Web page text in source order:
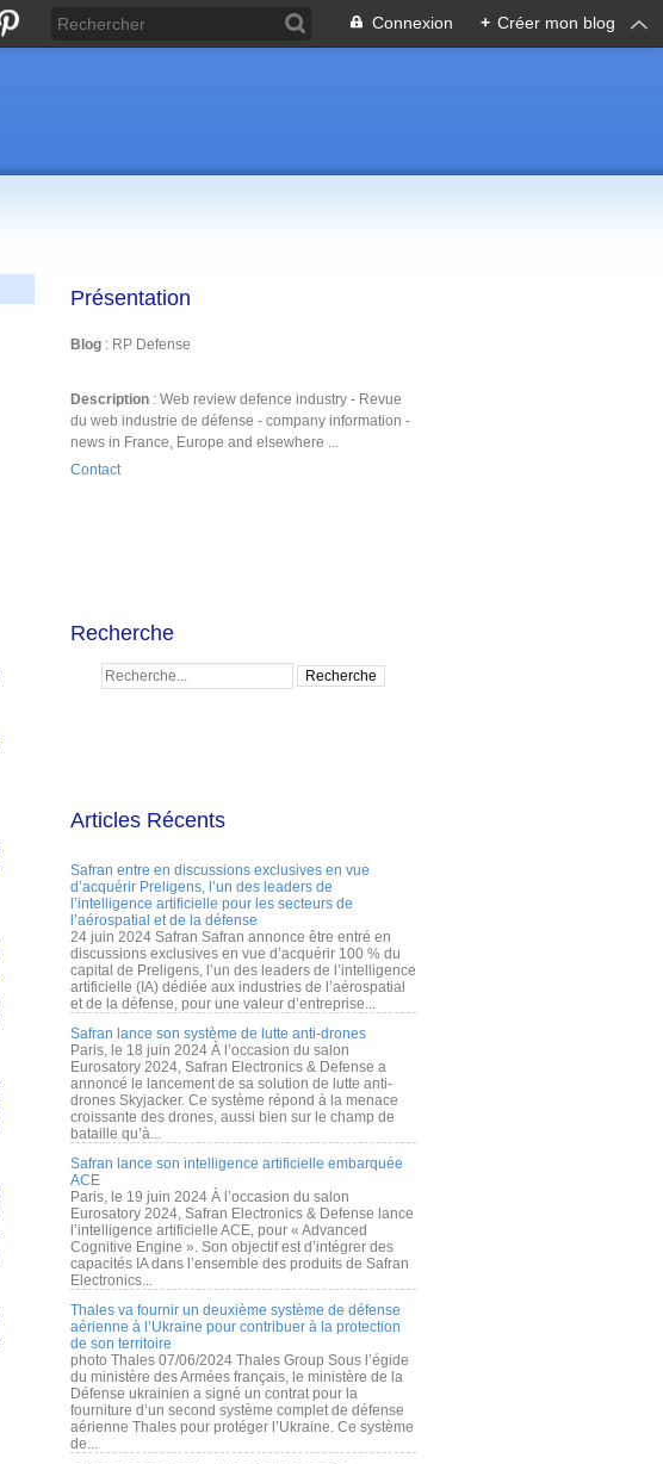
Connexion + Créer mon blog
Présentation
Blog : RP Defense
Description : Web review defence industry - Revue
du web industrie de défense - company information -
news in France, Europe and elsewhere ...
Contact
Recherche
Articles Récents
Safran entre en discussions exclusives en vue
d’acquérir Preligens, l’un des leaders de
l’intelligence artificielle pour les secteurs de
l’aérospatial et de la défense
24 juin 2024 Safran Safran annonce être entré en
discussions exclusives en vue d’acquérir 100 % du
capital de Preligens, l’un des leaders de l’intelligence
artificielle (IA) dédiée aux industries de l’aérospatial
et de la défense, pour une valeur d’entreprise...
Safran lance son système de lutte anti-drones
Paris, le 18 juin 2024 À l’occasion du salon
Eurosatory 2024, Safran Electronics & Defense a
annoncé le lancement de sa solution de lutte anti-
drones Skyjacker. Ce système répond à la menace
croissante des drones, aussi bien sur le champ de
bataille qu’à...
Safran lance son intelligence artificielle embarquée
ACE
Paris, le 19 juin 2024 À l’occasion du salon
Eurosatory 2024, Safran Electronics & Defense lance
l’intelligence artificielle ACE, pour « Advanced
Cognitive Engine ». Son objectif est d’intégrer des
capacités IA dans l’ensemble des produits de Safran
Electronics...
Thales va fournir un deuxième système de défense
aérienne à l’Ukraine pour contribuer à la protection
de son territoire
photo Thales 07/06/2024 Thales Group Sous l’égide
du ministère des Armées français, le ministère de la
Défense ukrainien a signé un contrat pour la
fourniture d’un second système complet de défense
aérienne Thales pour protéger l’Ukraine. Ce système
de...